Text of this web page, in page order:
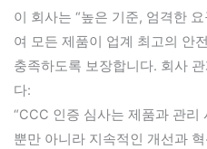
이 회사는 “높은 기준, 엄격한
여 모든 제품이 업계 최고의 안
충족하도록 보장합니다. 회사
다:
“CCC 인증 심사는 제품과 관리
뿐만 아니라 지속적인 개선과